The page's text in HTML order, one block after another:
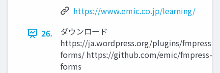
https://www.emic.co.jp/learning/
26.
ダウンロード
https://ja.wordpress.org/plugins/fmpress-
forms/ https://github.com/emic/fmpress-
forms